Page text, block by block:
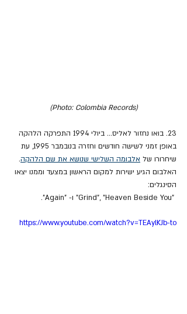
(Photo: Colombia Records)
23. בואו נחזור לאליס... ביולי 1994 התפרקה הלהקה
באופן זמני לשישה חודשים וחזרה בנובמבר 1995, עת
שיחרורו של אלבומה השלישי שנושא את שם הלהקה.
האלבום הגיע ישירות למקום הראשון במצעד וממנו יצאו
הסינגלים:
https://www.youtube.com/watch?v=TEAylKJb-to